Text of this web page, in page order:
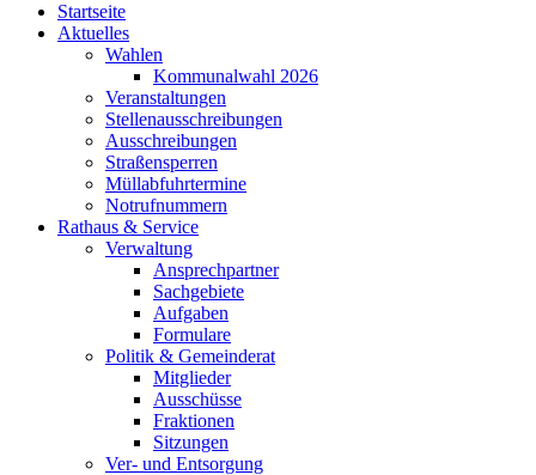
Startseite
Aktuelles
Wahlen
Kommunalwahl 2026
Veranstaltungen
Stellenausschreibungen
Ausschreibungen
Straßensperren
Müllabfuhrtermine
Notrufnummern
Rathaus & Service
Verwaltung
Ansprechpartner
Sachgebiete
Aufgaben
Formulare
Politik & Gemeinderat
Mitglieder
Ausschüsse
Fraktionen
Sitzungen
Ver- und Entsorgung